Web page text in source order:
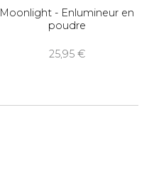
Moonlight - Enlumineur en
poudre
25,95